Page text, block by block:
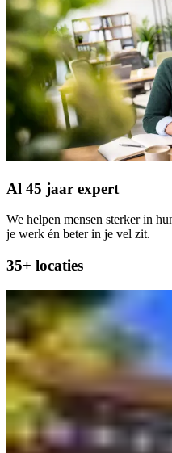
Al 45 jaar expert
We helpen mensen sterker in
je werk én beter in je vel zit.
35+ locaties